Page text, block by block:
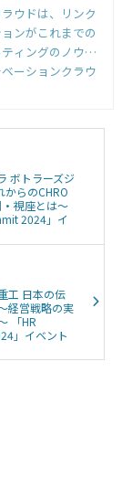
ウドは、リンク
ンがこれまでの
ィングのノウハ
国内初の組織改
織のモノサシ
」のサイクルを
ーションクラウ
ボトラーズジ
らのCHRO
視座とは～
2024」イ
工 日本の伝
経営戦略の実
「HR
」イベント